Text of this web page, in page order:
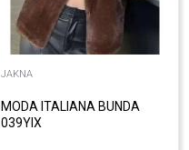
JAKNA
MODA ITALIANA BUNDA
039YIX